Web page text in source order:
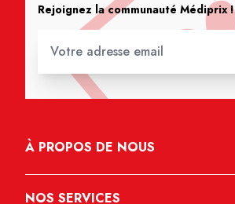
Rejoignez la communauté Médiprix !
À PROPOS DE NOUS
NOS SERVICES